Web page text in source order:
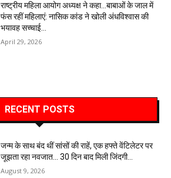
राष्ट्रीय महिला आयोग अध्यक्ष ने कहा…बाबाओं के जाल में
फंस रहीं महिलाएं: नासिक कांड ने खोली अंधविश्वास की
भयावह सच्चाई…
April 29, 2026
RECENT POSTS
जन्म के साथ बंद थीं सांसों की राहें, एक हफ्ते वेंटिलेटर पर
जूझता रहा नवजात… 30 दिन बाद मिली जिंदगी…
August 9, 2026